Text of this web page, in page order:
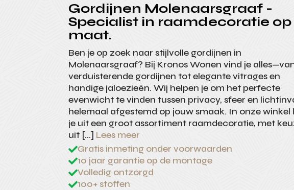
Gordijnen Molenaarsgraaf -
Specialist in raamdecoratie op
maat.
Ben je op zoek naar stijlvolle gordijnen in
Molenaarsgraaf? Bij Kronos Wonen vind je
verduisterende gordijnen tot elegante vitrages en
handige jaloezieën. Wij helpen je om het perfecte
evenwicht te vinden tussen privacy, sfeer en
helemaal afgestemd op jouw smaak. In onze winkel
je uit een groot assortiment raamdecoratie, met
uit […] Lees meer
Gratis inmeting onder voorwaarden
10 jaar garantie op de montage
Volledig ontzorgd
100+ stoffen